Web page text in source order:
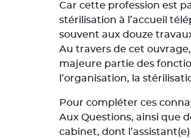
Car cette profession est
stérilisation à l’accueil
souvent aux douze
Au travers de cet
majeure partie des
l’organisation, la
Pour compléter ces
Aux Questions, ainsi que
cabinet, dont